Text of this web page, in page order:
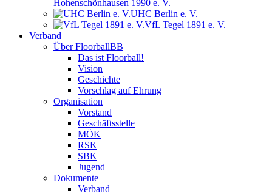
Hohenschönhausen 1990 e. V.
UHC Berlin e. V.
VfL Tegel 1891 e. V.
Verband
Über FloorballBB
Das ist Floorball!
Vision
Geschichte
Vorschlag auf Ehrung
Organisation
Vorstand
Geschäftsstelle
MÖK
RSK
SBK
Jugend
Dokumente
Verband